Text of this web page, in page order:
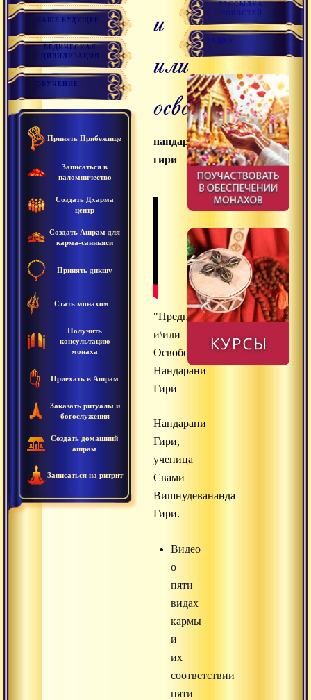
НАШЕ БУДУЩЕЕ
ВЕДИЧЕСКАЯ
ЦИВИЛИЗАЦИЯ
ОБУЧЕНИЕ
Принять Прибежище
Записаться в
паломничество
Создать Дхарма
центр
Создать Ашрам для
карма-санньяси
Принять дикшу
Стать монахом
Получить
консультацию
монаха
Приехать в Ашрам
Заказать ритуалы и
богослужения
Создать домашний
ашрам
Записаться на ритрит
и
или
освобождение
нандарани
гири
"Предназначение
и\или
Освобождение",
Нандарани
Гири
Нандарани
Гири,
ученица
Свами
Вишнудевананда
Гири.
Видео
о
пяти
видах
кармы
и
их
соответствии
пяти
РАССЫЛКА
НОВОСТЕЙ
РАДИО